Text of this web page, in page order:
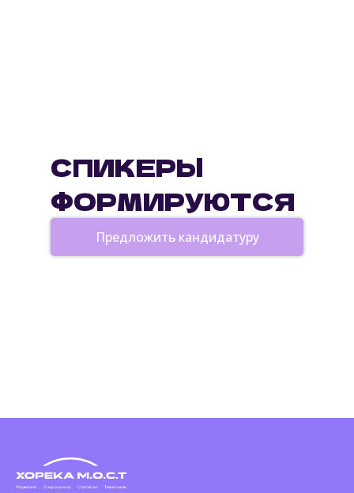
СПИКЕРЫ
ФОРМИРУЮТСЯ
Предложить кандидатуру